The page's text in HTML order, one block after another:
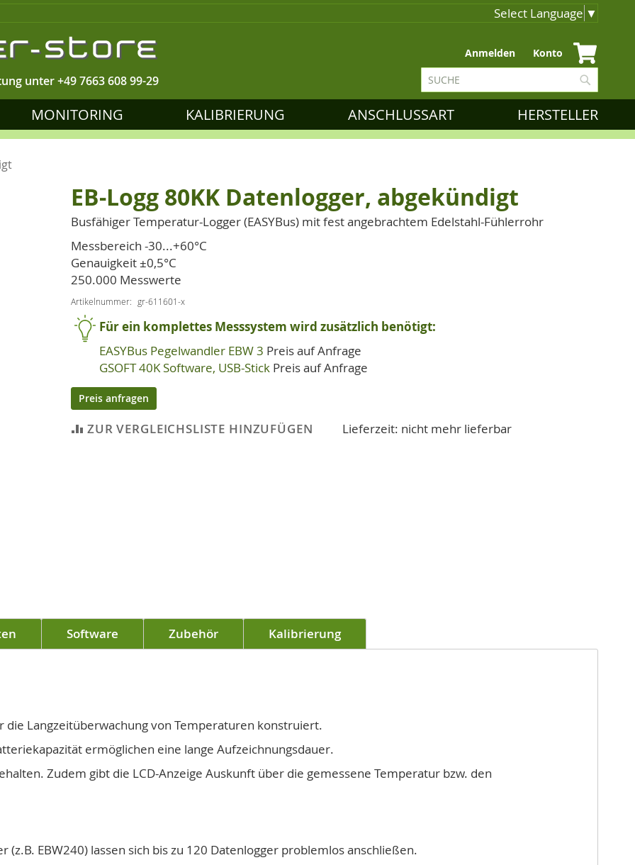
Select Language ▼
unter+49 7663 608 99-29
Zum
Inhalt
springen
Anmelden Konto
Suche
MONITORING KALIBRIERUNG ANSCHLUSSART HERSTELLER
EB-Logg 80KK Datenlogger, abgekündigt
Busfähiger Temperatur-Logger (EASYBus) mit fest angebrachtem Edelstahl-Fühlerrohr
Messbereich -30...+60°C
Genauigkeit ±0,5°C
250.000 Messwerte
Artikelnummer gr-611601-x
Für ein komplettes Messsystem wird zusätzlich benötigt:
EASYBus Pegelwandler EBW 3 Preis auf Anfrage
GSOFT 40K Software, USB-Stick Preis auf Anfrage
Preis anfragen
ZUR VERGLEICHSLISTE HINZUFÜGEN Lieferzeit: nicht mehr lieferbar
Software Zubehör Kalibrierung
die Langzeitüberwachung von Temperaturen konstruiert.
ermöglichen eine lange Aufzeichnungsdauer.
Zudem gibt die LCD-Anzeige Auskunft über die gemessene Temperatur bzw. den
EBW240) lassen sich bis zu 120 Datenlogger problemlos anschließen.